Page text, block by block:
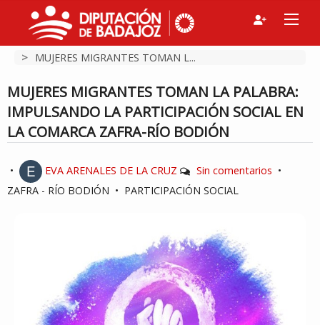
> MUJERES MIGRANTES TOMAN L...
MUJERES MIGRANTES TOMAN LA PALABRA:
IMPULSANDO LA PARTICIPACIÓN SOCIAL EN
LA COMARCA ZAFRA-RÍO BODIÓN
• EVA ARENALES DE LA CRUZ Sin comentarios •
ZAFRA - RÍO BODIÓN • PARTICIPACIÓN SOCIAL